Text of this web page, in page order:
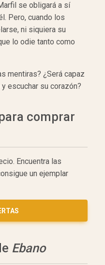
se obligará a sí
Pero, cuando los
ni siquiera su
lo odie tanto como
mentiras? ¿Será capaz
escuchar su corazón?
comprar
Encuentra las
un ejemplar
Ebano